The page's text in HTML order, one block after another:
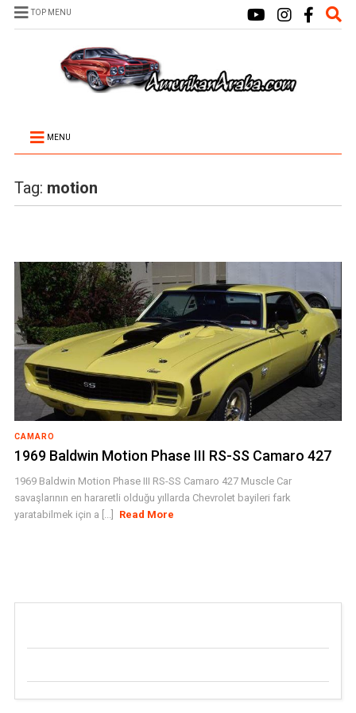
TOP MENU
MENU
Tag: motion
CAMARO
1969 Baldwin Motion Phase III RS-SS Camaro 427
1969 Baldwin Motion Phase III RS-SS Camaro 427 Muscle Car
savaşlarının en hararetli olduğu yıllarda Chevrolet bayileri fark
yaratabilmek için a [...]
Read More